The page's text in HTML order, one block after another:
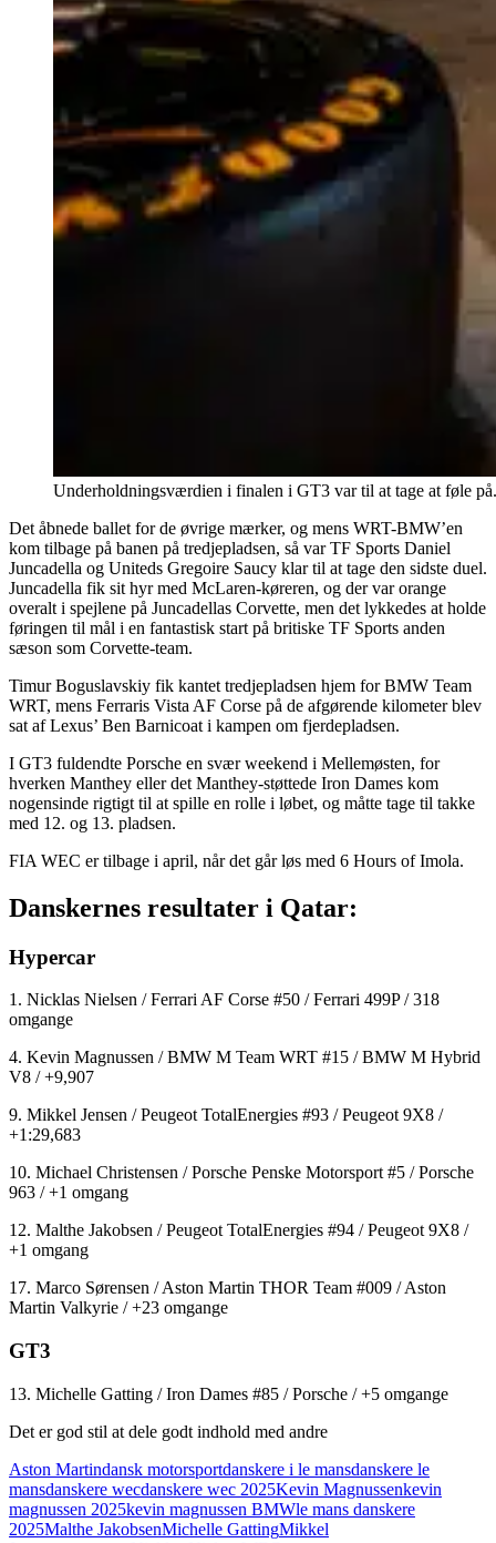
Underholdningsværdien i finalen i GT3 var til at tage at føle
Det åbnede ballet for de øvrige mærker, og mens WRT-BMW’en
kom tilbage på banen på tredjepladsen, så var TF Sports Daniel
Juncadella og Uniteds Gregoire Saucy klar til at tage den sidste duel.
Juncadella fik sit hyr med McLaren-køreren, og der var orange
overalt i spejlene på Juncadellas Corvette, men det lykkedes at holde
føringen til mål i en fantastisk start på britiske TF Sports anden
sæson som Corvette-team.
Timur Boguslavskiy fik kantet tredjepladsen hjem for BMW Team
WRT, mens Ferraris Vista AF Corse på de afgørende kilometer blev
sat af Lexus’ Ben Barnicoat i kampen om fjerdepladsen.
I GT3 fuldendte Porsche en svær weekend i Mellemøsten, for
hverken Manthey eller det Manthey-støttede Iron Dames kom
nogensinde rigtigt til at spille en rolle i løbet, og måtte tage til takke
med 12. og 13. pladsen.
FIA WEC er tilbage i april, når det går løs med 6 Hours of Imola.
Danskernes resultater i Qatar:
Hypercar
1. Nicklas Nielsen / Ferrari AF Corse #50 / Ferrari 499P / 318
omgange
4. Kevin Magnussen / BMW M Team WRT #15 / BMW M Hybrid
V8 / +9,907
9. Mikkel Jensen / Peugeot TotalEnergies #93 / Peugeot 9X8 /
+1:29,683
10. Michael Christensen / Porsche Penske Motorsport #5 / Porsche
963 / +1 omgang
12. Malthe Jakobsen / Peugeot TotalEnergies #94 / Peugeot 9X8 /
+1 omgang
17. Marco Sørensen / Aston Martin THOR Team #009 / Aston
Martin Valkyrie / +23 omgange
GT3
13. Michelle Gatting / Iron Dames #85 / Porsche / +5 omgange
Det er god stil at dele godt indhold med andre
Aston Martindansk motorsportdanskere i le mansdanskere le
mansdanskere wecdanskere wec 2025Kevin Magnussenkevin
magnussen 2025kevin magnussen BMWle mans danskere
2025Malthe JakobsenMichelle GattingMikkel